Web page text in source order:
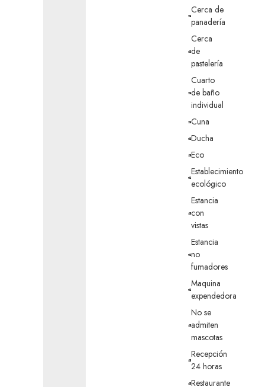
Cerca de
panadería
Cerca
de
pastelería
Cuarto
de baño
individual
Cuna
Ducha
Eco
Establecimiento
ecológico
Estancia
con
vistas
Estancia
no
fumadores
Maquina
expendedora
No se
admiten
mascotas
Recepción
24 horas
Restaurante